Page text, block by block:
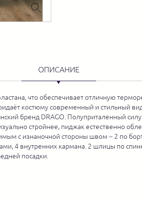
ОПИСАНИЕ
что обеспечивает отличную
костюму современный и стильный
бренд DRAGO. Полуприталенный
стройнее, пиджак естественно
с изнаночной стороны швом – 2 по
4 внутренних кармана. 2 шлицы по
посадки.